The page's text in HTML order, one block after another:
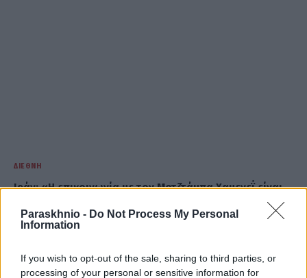
Paraskhnio - Do Not Process My Personal
Information
If you wish to opt-out of the sale, sharing to third parties, or
processing of your personal or sensitive information for
ΔΙΕΘΝΉ
Ιράν: «Η επικοινωνία με τον Μοτζτάμπα Χαμενεΐ είναι
πολύ δύσκολη» παραδέχεται ο Πεζεσκιάν – Ερωτήματα
για την εξουσία πίσω από τις κλειστές πόρτες